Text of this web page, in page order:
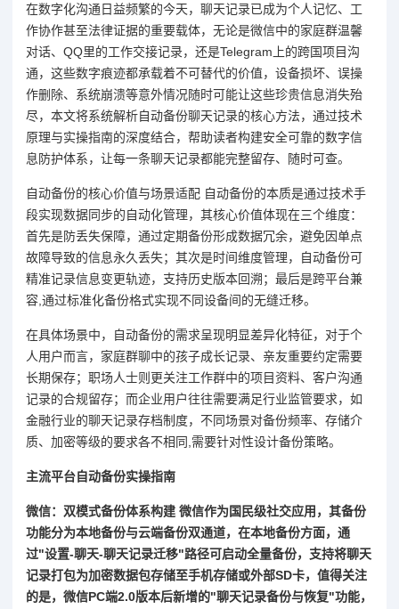
在数字化沟通日益频繁的今天，聊天记录已成为个人记忆、工
作协作甚至法律证据的重要载体，无论是微信中的家庭群温馨
对话、QQ里的工作交接记录，还是Telegram上的跨国项目沟
通，这些数字痕迹都承载着不可替代的价值，设备损坏、误操
作删除、系统崩溃等意外情况随时可能让这些珍贵信息消失殆
尽，本文将系统解析自动备份聊天记录的核心方法，通过技术
原理与实操指南的深度结合，帮助读者构建安全可靠的数字信
息防护体系，让每一条聊天记录都能完整留存、随时可查。
自动备份的核心价值与场景适配 自动备份的本质是通过技术手
段实现数据同步的自动化管理，其核心价值体现在三个维度：
首先是防丢失保障，通过定期备份形成数据冗余，避免因单点
故障导致的信息永久丢失；其次是时间维度管理，自动备份可
精准记录信息变更轨迹，支持历史版本回溯；最后是跨平台兼
容,通过标准化备份格式实现不同设备间的无缝迁移。
在具体场景中，自动备份的需求呈现明显差异化特征，对于个
人用户而言，家庭群聊中的孩子成长记录、亲友重要约定需要
长期保存；职场人士则更关注工作群中的项目资料、客户沟通
记录的合规留存；而企业用户往往需要满足行业监管要求，如
金融行业的聊天记录存档制度，不同场景对备份频率、存储介
质、加密等级的要求各不相同,需要针对性设计备份策略。
主流平台自动备份实操指南
微信：双模式备份体系构建 微信作为国民级社交应用，其备份
功能分为本地备份与云端备份双通道，在本地备份方面，通
过"设置-聊天-聊天记录迁移"路径可启动全量备份，支持将聊天
记录打包为加密数据包存储至手机存储或外部SD卡，值得关注
的是，微信PC端2.0版本后新增的"聊天记录备份与恢复"功能，